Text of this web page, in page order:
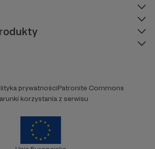
prywatnościPatronite Commons
korzystania z serwisu